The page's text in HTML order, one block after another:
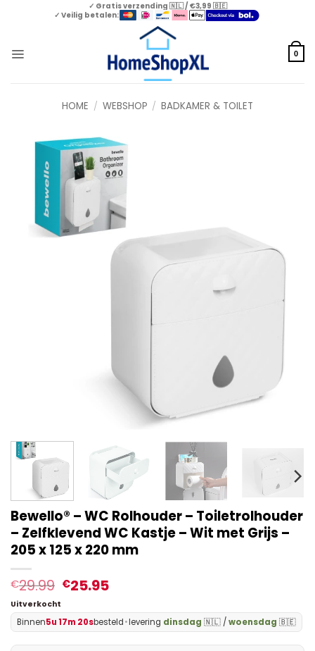
✓ Gratis verzending 🇳🇱 / €3,99 🇧🇪
✓ Veilig betalen:
0
HOME / WEBSHOP / BADKAMER & TOILET
Bewello® – WC Rolhouder – Toiletrolhouder
– Zelfklevend WC Kastje – Wit met Grijs –
205 x 125 x 220 mm
€29.99 €25.95
Uitverkocht
Binnen5u 17m 19sbesteld•levering dinsdag🇳🇱 /woensdag🇧🇪